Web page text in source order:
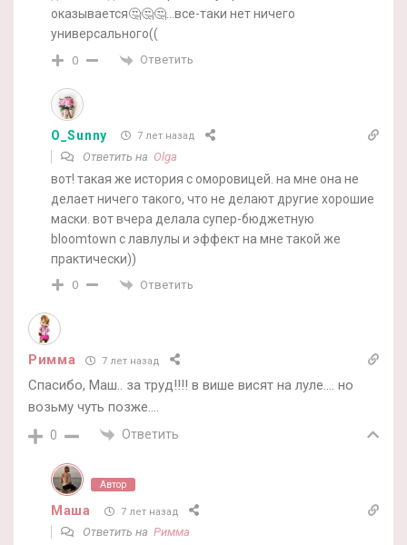
оказывается🤔🤔🤔…все-таки нет ничего
универсального((
0 Ответить
O_Sunny 7 лет назад
Ответить на Olga
вот! такая же история с оморовицей. на мне она не
делает ничего такого, что не делают другие хорошие
маски. вот вчера делала супер-бюджетную
bloomtown с лавлулы и эффект на мне такой же
практически))
0 Ответить
Римма 7 лет назад
Спасибо, Маш.. за труд!!!! в више висят на луле…. но
возьму чуть позже….
0 Ответить
Автор
Маша 7 лет назад
Ответить на Римма